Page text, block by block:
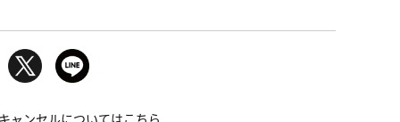
ャンセルについてはこちら